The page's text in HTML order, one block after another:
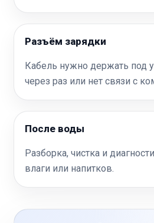
Разъём зарядки
Кабель нужно держать под
через раз или нет связи с
После воды
Разборка, чистка и
влаги или напитков.